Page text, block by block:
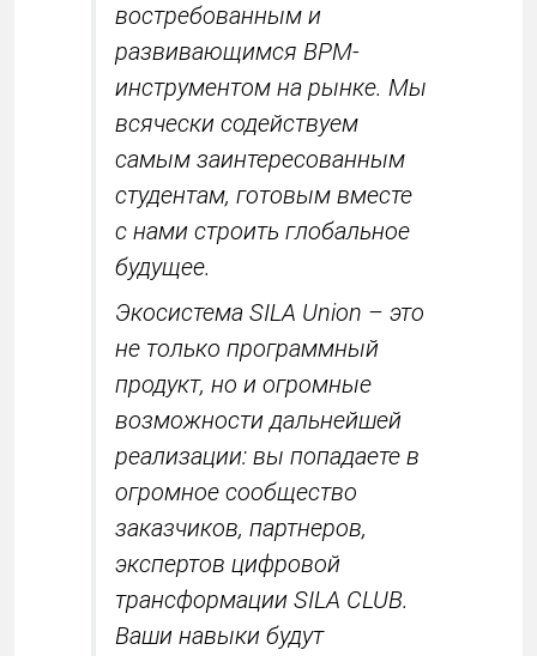
востребованным и
развивающимся BPM-
инструментом на рынке. Мы
всячески содействуем
самым заинтересованным
студентам, готовым вместе
с нами строить глобальное
будущее.
Экосистема SILA Union – это
не только программный
продукт, но и огромные
возможности дальнейшей
реализации: вы попадаете в
огромное сообщество
заказчиков, партнеров,
экспертов цифровой
трансформации SILA CLUB.
Ваши навыки будут